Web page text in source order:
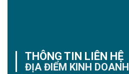
THÔNG TIN LIÊN HỆ
ĐỊA ĐIỂM KINH DOANH